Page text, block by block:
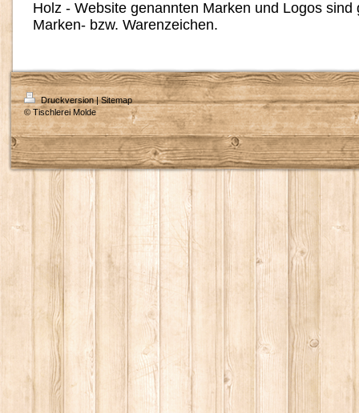
Holz - Website genannten Marken und Logos sind
Marken- bzw. Warenzeichen.
Druckversion| Sitemap
© Tischlerei Molde